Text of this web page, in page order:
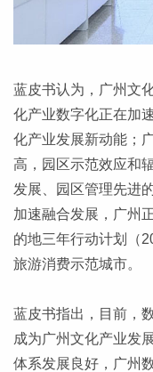
蓝皮书认为，广州文
化产业数字化正在加
化产业发展新动能；
高，园区示范效应和
发展、园区管理先进
加速融合发展，广州
的地三年行动计划（
旅游消费示范城市。
蓝皮书指出，目前，
成为广州文化产业发
体系发展良好，广州